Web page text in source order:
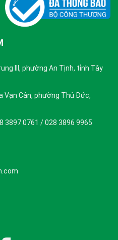
III, phường An Tịnh, tỉnh Tây
Vạn Cân, phường Thủ Đức,
3897 0761 / 028 3896 9965